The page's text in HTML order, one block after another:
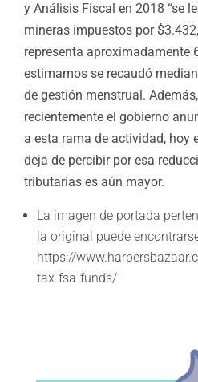
y Análisis Fiscal en 2018 “se
mineras impuestos por
representa aproximadamente
estimamos se recaudó
de gestión menstrual.
recientemente el gobierno
a esta rama de actividad, hoy
deja de percibir por esa
tributarias es aún mayor.
La imagen de portada
la original puede
https://
tax-fsa-funds/